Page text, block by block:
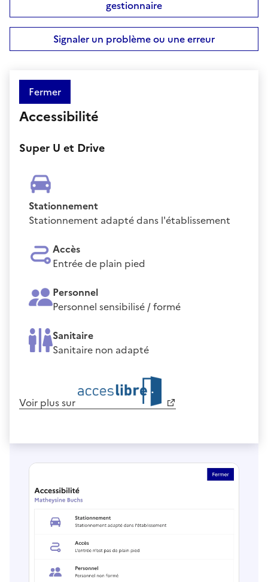
gestionnaire
Signaler un problème ou une erreur
Fermer
Accessibilité
Super U et Drive
Stationnement
Stationnement adapté dans l'établissement
Accès
Entrée de plain pied
Personnel
Personnel sensibilisé / formé
Sanitaire
Sanitaire non adapté
Voir plus sur